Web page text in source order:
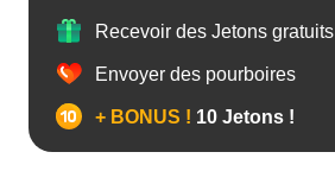
Recevoir des Jetons gratuits
Envoyer des pourboires
+ BONUS ! 10 Jetons !